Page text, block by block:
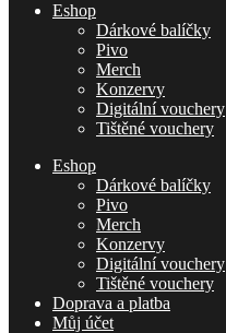
Eshop
Dárkové balíčky
Pivo
Merch
Konzervy
Digitální vouchery
Tištěné vouchery
Eshop
Dárkové balíčky
Pivo
Merch
Konzervy
Digitální vouchery
Tištěné vouchery
Doprava a platba
Můj účet